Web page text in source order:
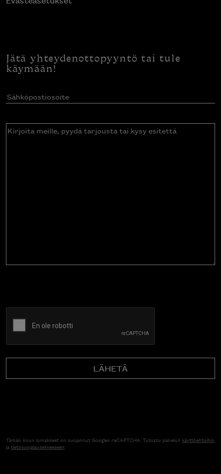
Evästeasetukset
Jätä yhteydenottopyyntö tai tule
käymään!
Sähköpostiosoite(Pakollinen)
Kirjoita
CAPTCHA
Tämän sivun lomakkeet on suojannut Googlen reCAPTCHA. Tutustu palvelun
käyttöehtoihinjatietosuojalausekkeeseen